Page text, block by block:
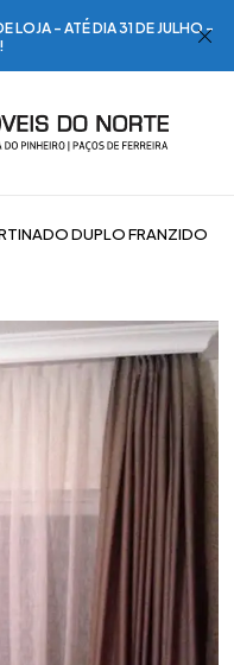
LOJA - ATÉ DIA 31 DE JULHO -
DUPLO FRANZIDO